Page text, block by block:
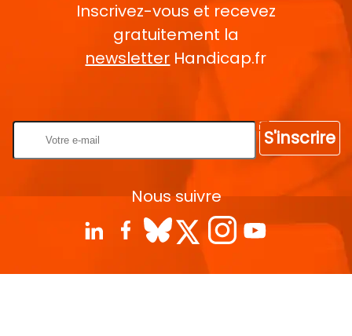
Inscrivez-vous et recevez
gratuitement la
newsletter Handicap.fr
S'inscrire
Nous suivre